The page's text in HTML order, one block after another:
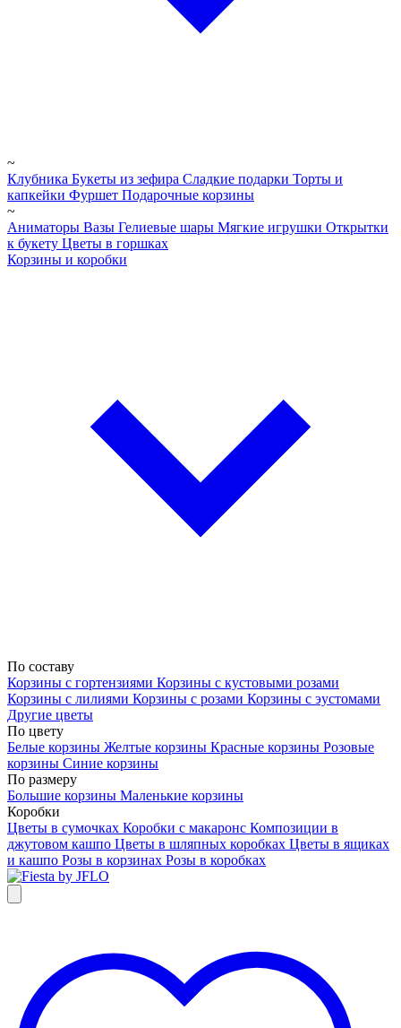
~
Клубника Букеты из зефира Сладкие подарки Торты и
капкейки Фуршет Подарочные корзины
~
Аниматоры Вазы Гелиевые шары Мягкие игрушки Открытки
к букету Цветы в горшках
Корзины и коробки
По составу
Корзины с гортензиями Корзины с кустовыми розами
Корзины с лилиями Корзины с розами Корзины с эустомами
Другие цветы
По цвету
Белые корзины Желтые корзины Красные корзины Розовые
корзины Синие корзины
По размеру
Большие корзины Маленькие корзины
Коробки
Цветы в сумочках Коробки с макаронс Композиции в
джутовом кашпо Цветы в шляпных коробках Цветы в ящиках
и кашпо Розы в корзинах Розы в коробках